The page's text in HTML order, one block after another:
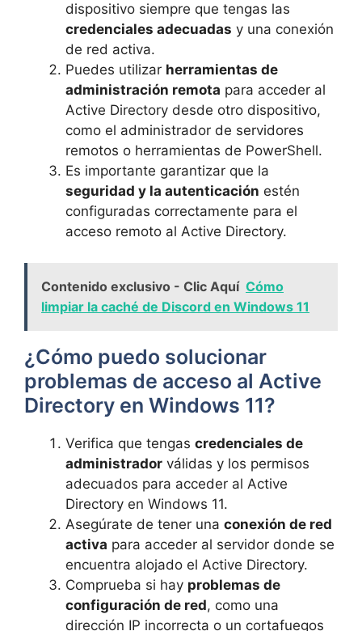
dispositivo siempre que tengas las
credenciales adecuadas y una conexión
de red activa.
Puedes utilizar herramientas de
administración remota para acceder al
Active Directory desde otro dispositivo,
como el administrador de servidores
remotos o herramientas de PowerShell.
Es importante garantizar que la
seguridad y la autenticación estén
configuradas correctamente para el
acceso remoto al Active Directory.
Contenido exclusivo - Clic Aquí Cómo
limpiar la caché de Discord en Windows 11
¿Cómo puedo solucionar
problemas de acceso al Active
Directory en Windows 11?
Verifica que tengas credenciales de
administrador válidas y los permisos
adecuados para acceder al Active
Directory en Windows 11.
Asegúrate de tener una conexión de red
activa para acceder al servidor donde se
encuentra alojado el Active Directory.
Comprueba si hay problemas de
configuración de red, como una
dirección IP incorrecta o un cortafuegos